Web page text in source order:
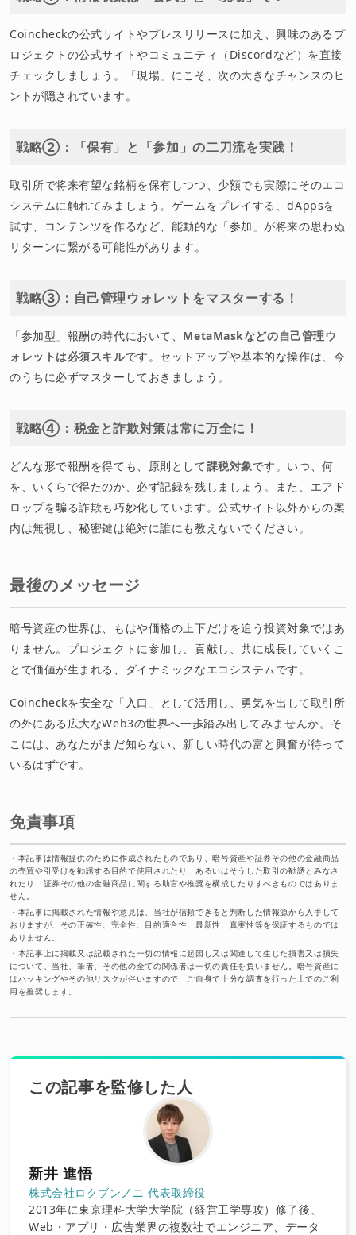
Coincheckの公式サイトやプレスリリースに加え、興味のあるプ
ロジェクトの公式サイトやコミュニティ（Discordなど）を直接
チェックしましょう。「現場」にこそ、次の大きなチャンスのヒ
ントが隠されています。
戦略②：「保有」と「参加」の二刀流を実践！
取引所で将来有望な銘柄を保有しつつ、少額でも実際にそのエコ
システムに触れてみましょう。ゲームをプレイする、dAppsを
試す、コンテンツを作るなど、能動的な「参加」が将来の思わぬ
リターンに繋がる可能性があります。
戦略③：自己管理ウォレットをマスターする！
「参加型」報酬の時代において、 MetaMaskなどの自己管理ウ
ォレットは必須スキルです。セットアップや基本的な操作は、今
のうちに必ずマスターしておきましょう。
戦略④：税金と詐欺対策は常に万全に！
どんな形で報酬を得ても、原則として課税対象です。いつ、何
を、いくらで得たのか、必ず記録を残しましょう。また、エアド
ロップを騙る詐欺も巧妙化しています。公式サイト以外からの案
内は無視し、秘密鍵は絶対に誰にも教えないでください。
最後のメッセージ
暗号資産の世界は、もはや価格の上下だけを追う投資対象ではあ
りません。プロジェクトに参加し、貢献し、共に成長していくこ
とで価値が生まれる、ダイナミックなエコシステムです。
Coincheckを安全な「入口」として活用し、勇気を出して取引所
の外にある広大なWeb3の世界へ一歩踏み出してみませんか。そ
こには、あなたがまだ知らない、新しい時代の富と興奮が待って
いるはずです。
免責事項
・ 本記事は情報提供のために作成されたものであり、暗号資産や証券その他の金融商品
の売買や引受けを勧誘する目的で使用されたり、あるいはそうした取引の勧誘とみなさ
れたり、証券その他の金融商品に関する助言や推奨を構成したりすべきものではありま
せん。
・ 本記事に掲載された情報や意見は、当社が信頼できると判断した情報源から入手して
おりますが、その正確性、完全性、目的適合性、最新性、真実性等を保証するものでは
ありません。
・ 本記事上に掲載又は記載された一切の情報に起因し又は関連して生じた損害又は損失
について、当社、筆者、その他の全ての関係者は一切の責任を負いません。暗号資産に
はハッキングやその他リスクが伴いますので、ご自身で十分な調査を行った上でのご利
用を推奨します。
この記事を監修した人
新井 進悟
株式会社ロクブンノニ 代表取締役
2013年に東京理科大学大学院（経営工学専攻）修了後、
Web・アプリ・広告業界の複数社でエンジニア、データ